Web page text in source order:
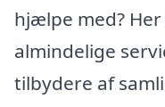
hjælpe med?
almindelige
tilbydere af